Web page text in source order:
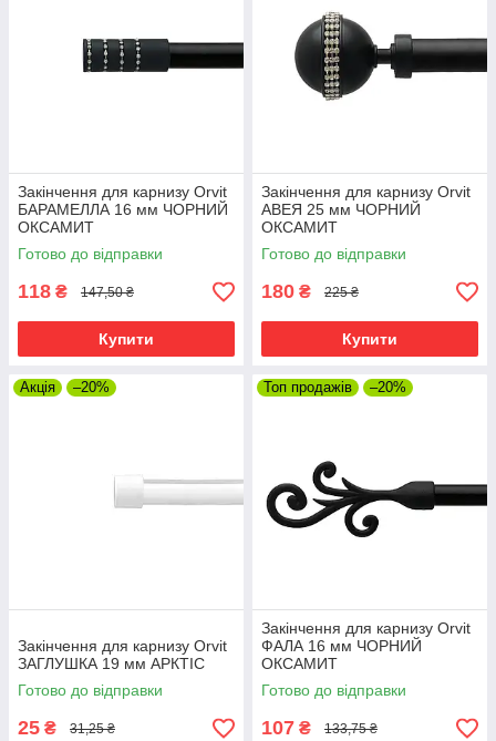
Закінчення для карнизу Orvit
БАРАМЕЛЛА 16 мм ЧОРНИЙ
ОКСАМИТ
Готово до відправки
118 ₴ 147,50 ₴
Купити
Закінчення для карнизу Orvit
АВЕЯ 25 мм ЧОРНИЙ
ОКСАМИТ
Готово до відправки
180 ₴ 225 ₴
Купити
Акція –20%
Закінчення для карнизу Orvit
ЗАГЛУШКА 19 мм АРКТІС
Готово до відправки
25 ₴ 31,25 ₴
Топ продажів –20%
Закінчення для карнизу Orvit
ФАЛА 16 мм ЧОРНИЙ
ОКСАМИТ
Готово до відправки
107 ₴ 133,75 ₴